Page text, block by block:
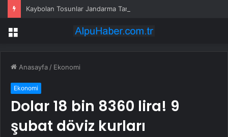
Kaybolan Tosunlar Jandarma Tarafından Bulundu
Menü
Anasayfa / Ekonomi
Ekonomi
Dolar 18 bin 8360 lira! 9
şubat döviz kurları